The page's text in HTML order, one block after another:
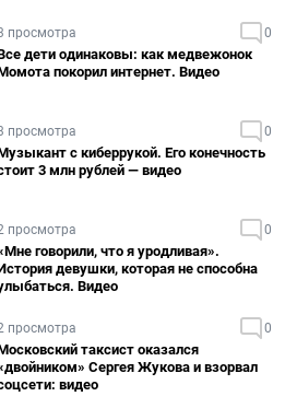
просмотра 0
дети одинаковы: как медвежонок
покорил интернет. Видео
просмотра 0
с киберрукой. Его конечность
3 млн рублей — видео
просмотра 0
говорили, что я уродливая».
девушки, которая не способна
Видео
просмотра 0
таксист оказался
Сергея Жукова и взорвал
видео